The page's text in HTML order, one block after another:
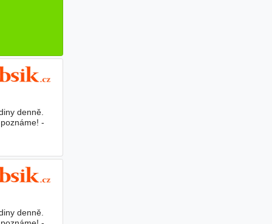
denně.
-
denně.